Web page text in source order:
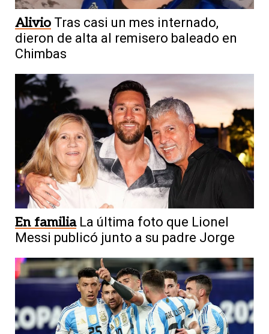
Alivio Tras casi un mes internado,
dieron de alta al remisero baleado en
Chimbas
En familia La última foto que Lionel
Messi publicó junto a su padre Jorge